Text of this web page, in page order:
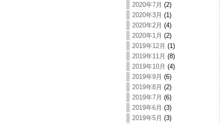
2020年7月 (2)
2020年3月 (1)
2020年2月 (4)
2020年1月 (2)
2019年12月 (1)
2019年11月 (8)
2019年10月 (4)
2019年9月 (6)
2019年8月 (2)
2019年7月 (6)
2019年6月 (3)
2019年5月 (3)